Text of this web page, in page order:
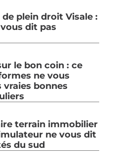
plein droit Visale :
dit pas
le bon coin : ce
ne vous
bonnes
terrain immobilier
ne vous dit
du sud